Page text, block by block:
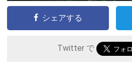
シェアする
Twitter で